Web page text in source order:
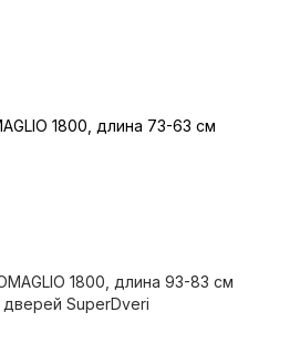
1800, длина 73-63 см